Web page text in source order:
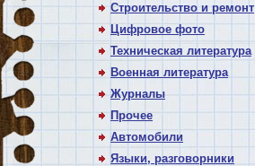
Строительство и ремонт
Цифровое фото
Техническая литература
Военная литература
Журналы
Прочее
Автомобили
Языки, разговорники